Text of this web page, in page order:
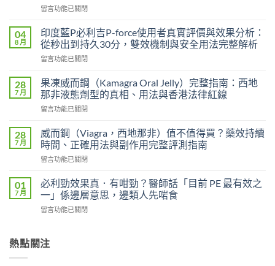
在
度
艾
力
達
效
片
（Levifil
Super
效
果
持
多
久？〉
中
留言功能已關閉
04
8 月
印度藍P必利吉P-force使用者真實評價與效果分析：
從秒出到持久30分，雙效機制與安全用法完整解析
在
度
藍
P
必
吉
P-
force
使
者
真
評
效
留言功能已關閉
28
7 月
果凍威而鋼（Kamagra Oral Jelly）完整指南：西地
那非液態劑型的真相、用法與香港法律紅線
在
凍
威
而
鋼
Oral
Jelly）
整
西
留言功能已關閉
28
7 月
威而鋼（Viagra，西地那非）值不值得買？藥效持續
時間、正確用法與副作用完整評測指南
在
而
鋼
（Viagra，
西
非）
留言功能已關閉
01
7 月
必利勁效果真．有咁勁？醫師話「目前 PE 最有效之
一」係邊層意思，邊類人先啱食
在
勁
效
留言功能已關閉
熱點關注